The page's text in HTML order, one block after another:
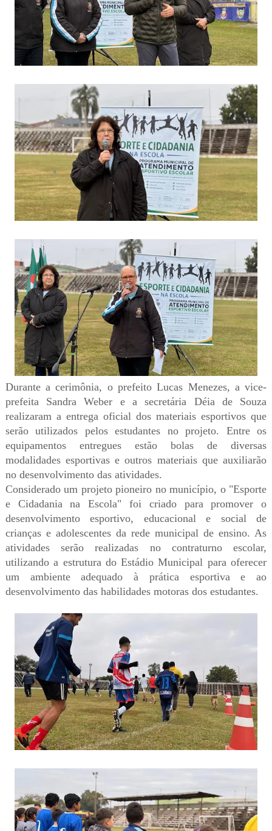
Durante a cerimônia, o prefeito Lucas Menezes, a vice-
prefeita Sandra Weber e a secretária Déia de Souza
realizaram a entrega oficial dos materiais esportivos que
serão utilizados pelos estudantes no projeto. Entre os
equipamentos entregues estão bolas de diversas
modalidades esportivas e outros materiais que auxiliarão
no desenvolvimento das atividades.
Considerado um projeto pioneiro no município, o "Esporte
e Cidadania na Escola" foi criado para promover o
desenvolvimento esportivo, educacional e social de
crianças e adolescentes da rede municipal de ensino. As
atividades serão realizadas no contraturno escolar,
utilizando a estrutura do Estádio Municipal para oferecer
um ambiente adequado à prática esportiva e ao
desenvolvimento das habilidades motoras dos estudantes.